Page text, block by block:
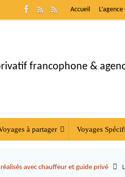
Accueil
francophone &
à partager Voyages
avec chauffeur et guide privé